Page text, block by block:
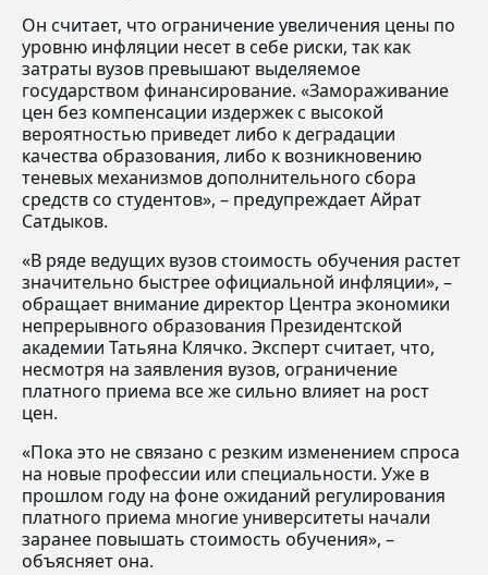
Он считает, что ограничение увеличения цены по
уровню инфляции несет в себе риски, так как
затраты вузов превышают выделяемое
государством финансирование. «Замораживание
цен без компенсации издержек с высокой
вероятностью приведет либо к деградации
качества образования, либо к возникновению
теневых механизмов дополнительного сбора
средств со студентов», – предупреждает Айрат
Сатдыков.
«В ряде ведущих вузов стоимость обучения растет
значительно быстрее официальной инфляции», –
обращает внимание директор Центра экономики
непрерывного образования Президентской
академии Татьяна Клячко. Эксперт считает, что,
несмотря на заявления вузов, ограничение
платного приема все же сильно влияет на рост
цен.
«Пока это не связано с резким изменением спроса
на новые профессии или специальности. Уже в
прошлом году на фоне ожиданий регулирования
платного приема многие университеты начали
заранее повышать стоимость обучения», –
объясняет она.